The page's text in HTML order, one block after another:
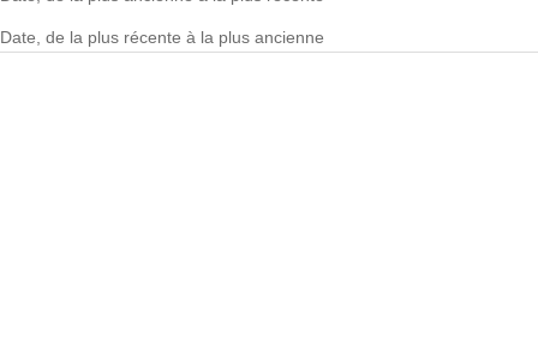
Date, de la plus récente à la plus ancienne